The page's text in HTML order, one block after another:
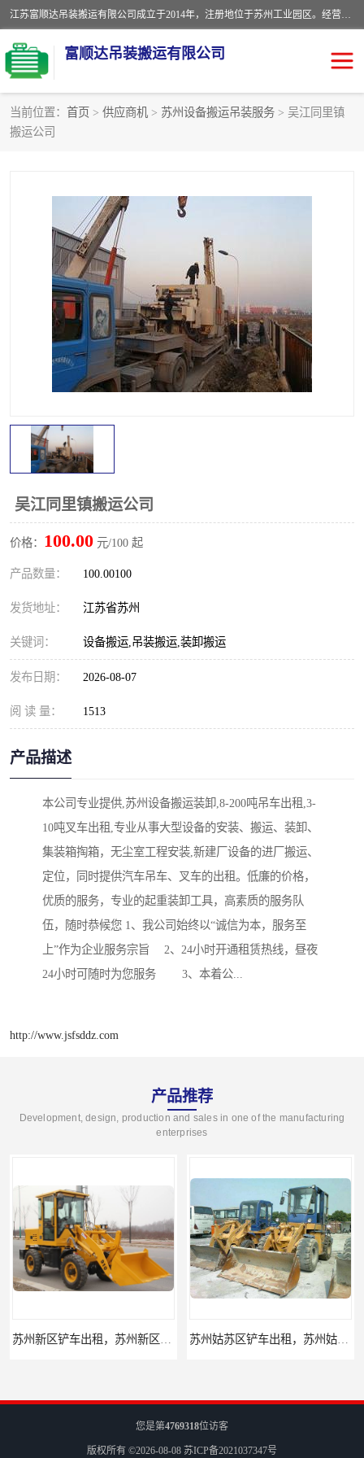
江苏富顺达吊装搬运有限公司成立于2014年，注册地位于苏州工业园区。经营范围包括起重吊装、搬运装卸服务；叉车、吊车租赁；水电安装；机电工程施工及维护；机电设备安装；家政服务、保洁服务。苏州搬运公司，苏州叉车出租，苏州吊车出租，苏州工厂设备搬运，专业设备吊装服务。
富顺达吊装搬运有限公司
当前位置： 首页 > 供应商机 > 苏州设备搬运吊装服务 > 吴江同里镇
搬运公司
吴江同里镇搬运公司
价格： 100.00 元/100 起
产品数量： 100.00100
发货地址： 江苏省苏州
关键词： 设备搬运,吊装搬运,装卸搬运
发布日期： 2026-08-07
阅 读 量： 1513
产品描述
本公司专业提供,苏州设备搬运装卸,8-200吨吊车出租,3-
10吨叉车出租,专业从事大型设备的安装、搬运、装卸、
集装箱掏箱，无尘室工程安装,新建厂设备的进厂搬运、
定位，同时提供汽车吊车、叉车的出租。低廉的价格，
优质的服务，专业的起重装卸工具，高素质的服务队
伍，随时恭候您 1、我公司始终以“诚信为本，服务至
上”作为企业服务宗旨　 2、24小时开通租赁热线，昼夜
24小时可随时为您服务　　 3、本着公...
http://www.jsfsddz.com
产品推荐
Development, design, production and sales in one of the manufacturing
enterprises
您是第4769318位访客
版权所有 ©2026-08-08 苏ICP备2021037347号
苏州设备搬运吊装服务
设备定位移位
设备搬运 吊装公司
工厂设备搬运 专业设备吊装服务
吊车出租租赁服务 叉车出租租赁服务